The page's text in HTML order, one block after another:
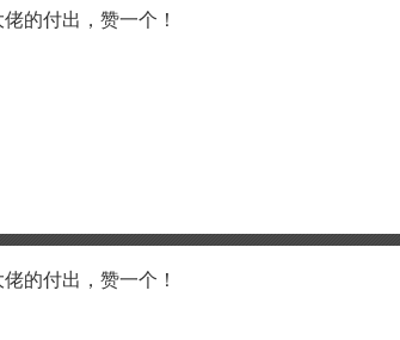
的付出，赞一个！
的付出，赞一个！